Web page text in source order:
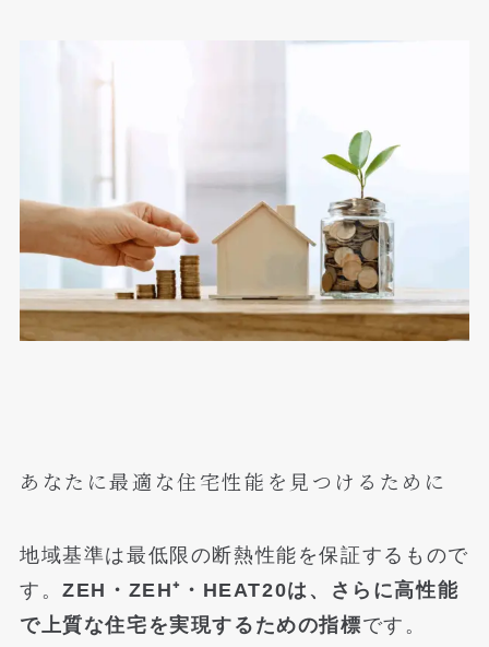
あなたに最適な住宅性能を見つけるために
地域基準は最低限の断熱性能を保証するもので
す。ZEH・ZEH⁺・HEAT20は、さらに高性能
で上質な住宅を実現するための指標です。